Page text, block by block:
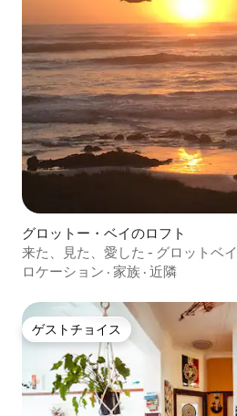
グロットー・ベイのロフト
来た、見た、愛した - グロットベイ
ロケーション · 家族 · 近隣
ゲストチョイス
ゲストチョイス